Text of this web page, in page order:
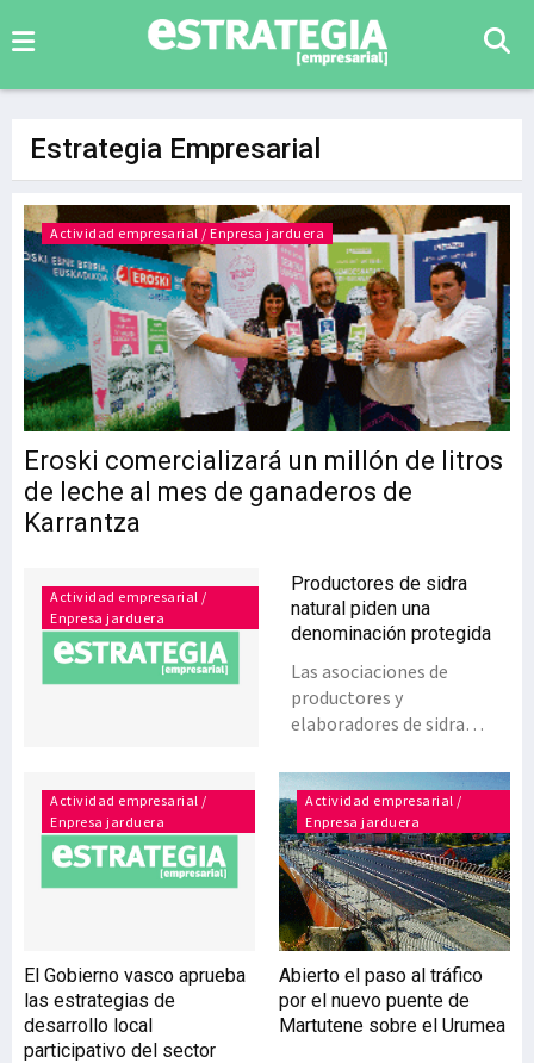
Estrategia Empresarial
Eroski comercializará un millón de litros
de leche al mes de ganaderos de
Karrantza
Actividad empresarial / Enpresa jarduera
Actividad empresarial /
Enpresa jarduera
Productores de sidra
natural piden una
denominación protegida
Las asociaciones de
productores y
elaboradores de sidra
registrado en el Gobierno
vasco la petición de
creación de la
Denominación de Origen
Protegida (DOP) ‘Euskal
Sagardoa / Sidra Natural
del País Vasco’, junto a la
Gracias al trabajo
realizado por parte del
sector y las distintas
Actividad empresarial /
Enpresa jarduera
El Gobierno vasco aprueba
las estrategias de
desarrollo local
participativo del sector
Actividad empresarial /
Enpresa jarduera
Abierto el paso al tráfico
por el nuevo puente de
Martutene sobre el Urumea